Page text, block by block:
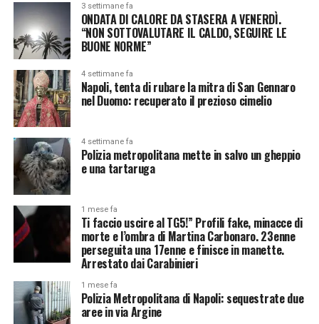
3 settimane fa
ONDATA DI CALORE DA STASERA A VENERDÌ.
“NON SOTTOVALUTARE IL CALDO, SEGUIRE LE
BUONE NORME”
4 settimane fa
Napoli, tenta di rubare la mitra di San Gennaro
nel Duomo: recuperato il prezioso cimelio
4 settimane fa
Polizia metropolitana mette in salvo un gheppio
e una tartaruga
1 mese fa
Ti faccio uscire al TG5!” Profili fake, minacce di
morte e l’ombra di Martina Carbonaro. 23enne
perseguita una 17enne e finisce in manette.
Arrestato dai Carabinieri
1 mese fa
Polizia Metropolitana di Napoli: sequestrate due
aree in via Argine